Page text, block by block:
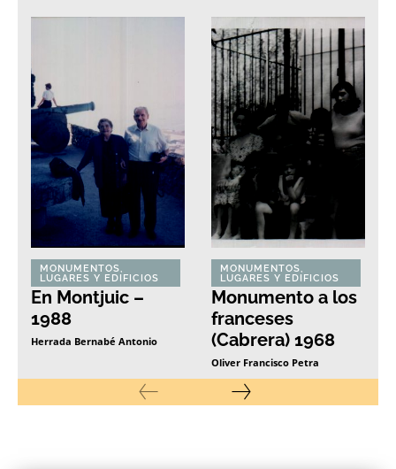
MONUMENTOS,
LUGARES Y EDIFICIOS
En Montjuic –
1988
Herrada Bernabé Antonio
MONUMENTOS,
LUGARES Y EDIFICIOS
Monumento a los
franceses
(Cabrera) 1968
Oliver Francisco Petra